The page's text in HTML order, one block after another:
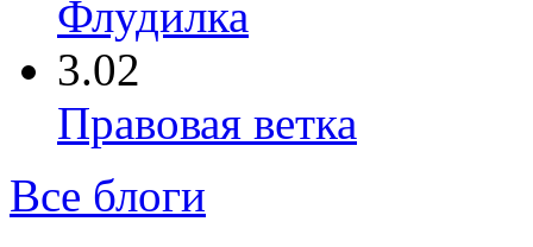
Флудилка
3.02
Правовая ветка
Все блоги